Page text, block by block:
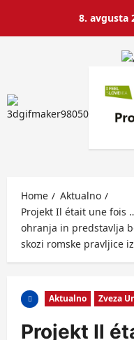
8. avgusta
Home
Aktualno
Projekt Il était une fois
ohranja in predstavlja
skozi romske pravljice
Aktualno Zveza
Projekt Il